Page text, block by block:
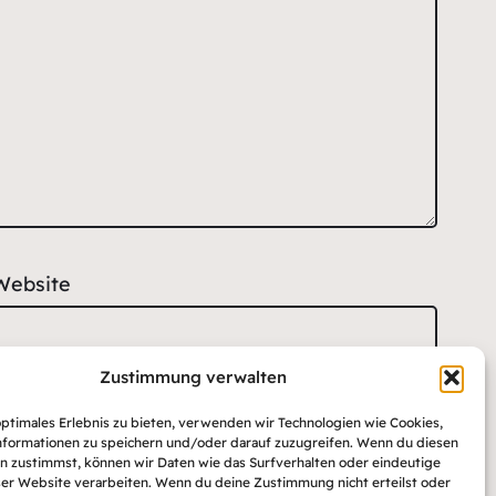
Zustimmung verwalten
Erlebnis zu bieten, verwenden wir Technologien wie Cookies,
zu speichern und/oder darauf zuzugreifen. Wenn du diesen
zustimmst, können wir Daten wie das Surfverhalten oder eindeutige
Website verarbeiten. Wenn du deine Zustimmung nicht erteilst oder